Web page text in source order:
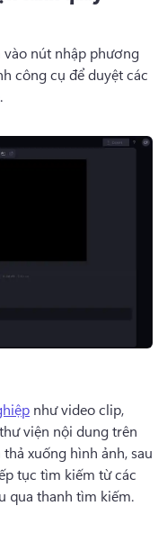
vào nút nhập phương
công cụ để duyệt các
.
như video clip,
viện nội dung trên
xuống hình ảnh, sau
tục tìm kiếm từ các
qua thanh tìm kiếm.